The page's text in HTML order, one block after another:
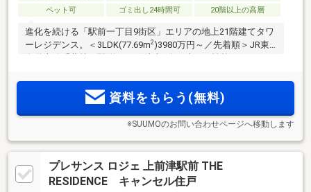
ペット可
ゴミ出し24時間可 20階以上の高層
進化を続ける「駅前一丁目9街区」エリアの地上21階建てタワ
ーレジデンス。＜3LDK(77.69m2)3980万円～／先着順＞JR東
海道本線「藤枝」駅(約160m)徒歩2分。省エネ性能ZEH-M
資料をもらう(無料)
※SUUMOのお問い合わせページへ移動します
プレサンス ロジェ 上前津駅前 THE
RESIDENCE キャンセル住戸